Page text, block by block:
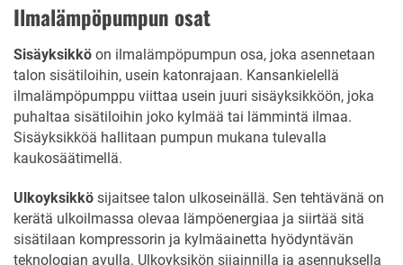
Ilmalämpöpumpun osat
Sisäyksikkö on ilmalämpöpumpun osa, joka asennetaan
talon sisätiloihin, usein katonrajaan. Kansankielellä
ilmalämpöpumppu viittaa usein juuri sisäyksikköön, joka
puhaltaa sisätiloihin joko kylmää tai lämmintä ilmaa.
Sisäyksikköä hallitaan pumpun mukana tulevalla
kaukosäätimellä.
Ulkoyksikkö sijaitsee talon ulkoseinällä. Sen tehtävänä on
kerätä ulkoilmassa olevaa lämpöenergiaa ja siirtää sitä
sisätilaan kompressorin ja kylmäainetta hyödyntävän
teknologian avulla. Ulkoyksikön sijainnilla ja asennuksella